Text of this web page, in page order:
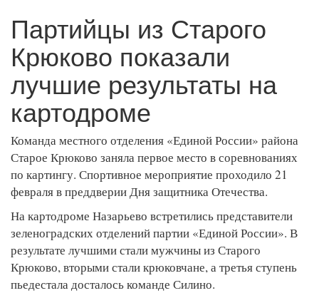
Партийцы из Старого
Крюково показали
лучшие результаты на
картодроме
Команда местного отделения «Единой России» района
Старое Крюково заняла первое место в соревнованиях
по картингу. Спортивное мероприятие проходило 21
февраля в преддверии Дня защитника Отечества.
На картодроме Назарьево встретились представители
зеленоградских отделений партии «Единой России». В
результате лучшими стали мужчины из Старого
Крюково, вторыми стали крюковчане, а третья ступень
пьедестала досталось команде Силино.